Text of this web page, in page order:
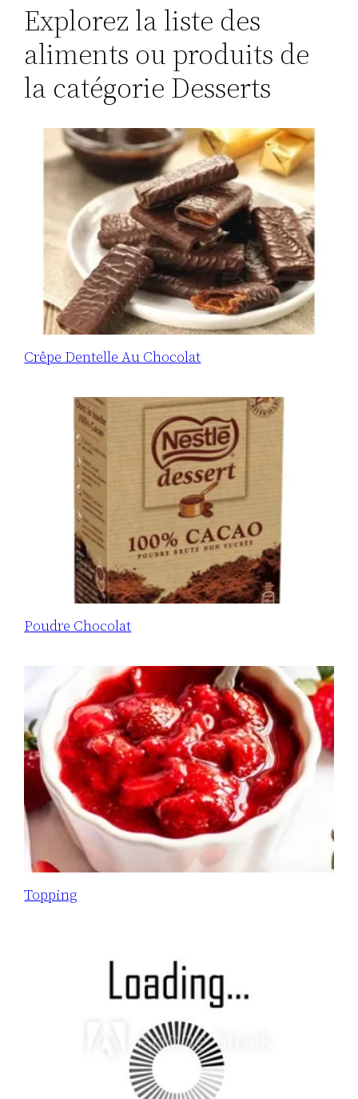
Explorez la liste des
aliments ou produits de
la catégorie Desserts
Crêpe Dentelle Au Chocolat
Poudre Chocolat
Topping